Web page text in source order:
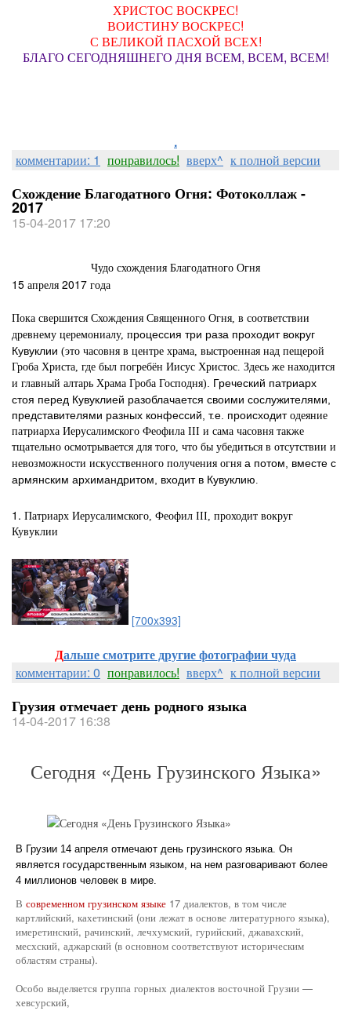
ХРИСТОС ВОСКРЕС!
ВОИСТИНУ ВОСКРЕС!
С ВЕЛИКОЙ ПАСХОЙ ВСЕХ!
БЛАГО СЕГОДНЯШНЕГО ДНЯ ВСЕМ, ВСЕМ, ВСЕМ!
.
комментарии: 1 понравилось! вверх^ к полной версии
Схождение Благодатного Огня: Фотоколлаж -
2017
15-04-2017 17:20
Чудо схождения Благодатного Огня
15 апреля 2017 года
Пока свершится Схождения Священного Огня, в соответствии
древнему церемониалу, процессия три раза проходит вокруг
Кувуклии (это часовня в центре храма, выстроенная над пещерой
Гроба Христа, где был погребён Иисус Христос. Здесь же находится
и главный алтарь Храма Гроба Господня) . Греческий патриарх
стоя перед Кувуклией разоблачается своими сослужителями,
представителями разных конфессий, т.е. происходит одеяние
патриарха Иерусалимского Феофила III и сама часовня также
тщательно осмотрывается для того, что бы убедиться в отсутствии и
невозможности искусственного получения огня а потом, вместе с
армянским архимандритом, входит в Кувуклию.
1. Патриарх Иерусалимского, Феофил III, проходит вокруг
Кувуклии
[700x393]
Дальше смотрите другие фотографии чуда
комментарии: 0 понравилось! вверх^ к полной версии
Грузия отмечает день родного языка
14-04-2017 16:38
Сегодня «День Грузинского Языка»
В Грузии 14 апреля отмечают день грузинского языка. Он
является государственным языком, на нем разговаривают более
4 миллионов человек в мире.
В современном грузинском языке 17 диалектов, в том числе
картлийский, кахетинский (они лежат в основе литературного языка),
имеретинский, рачинский, лечхумский, гурийский, джавахский,
месхский, аджарский (в основном соответствуют историческим
областям страны).
Особо выделяется группа горных диалектов восточной Грузии —
хевсурский,